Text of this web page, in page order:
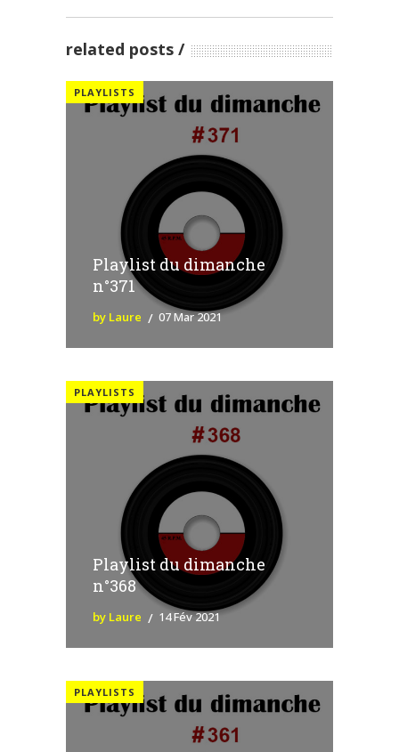
related posts
PLAYLISTS
Playlist du dimanche
n°371
by Laure 07 Mar 2021
PLAYLISTS
Playlist du dimanche
n°368
by Laure 14 Fév 2021
PLAYLISTS